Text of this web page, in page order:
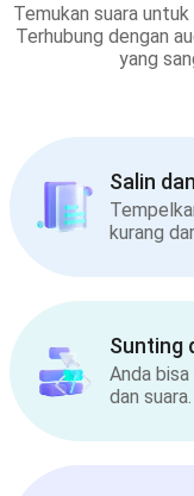
Temukan suara
Terhubung dengan
yang
Salin
kurang
Sunting
Anda
dan